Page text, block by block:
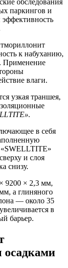
обследования
паркингов и
к набуханию,
Применение
влаги.
узкая траншея,
в себя
и слоя
снизу.
9200 × 2,3 мм,
а глиняного
— около 35
в
барьер.